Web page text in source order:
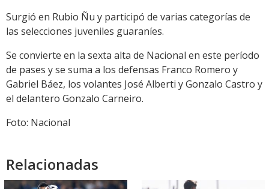
Surgió en Rubio Ñu y participó de varias categorías de
las selecciones juveniles guaraníes.
Se convierte en la sexta alta de Nacional en este período
de pases y se suma a los defensas Franco Romero y
Gabriel Báez, los volantes José Alberti y Gonzalo Castro y
el delantero Gonzalo Carneiro.
Foto: Nacional
Relacionadas